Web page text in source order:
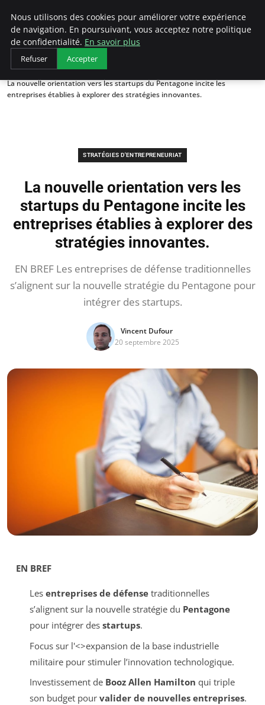
LECFCM
Accueil
Stratégies d'entrepreneuriat
La nouvelle orientation vers les startups du Pentagone incite les
entreprises établies à explorer des stratégies innovantes.
STRATÉGIES D'ENTREPRENEURIAT
La nouvelle orientation vers les
startups du Pentagone incite les
entreprises établies à explorer des
stratégies innovantes.
EN BREF Les entreprises de défense traditionnelles
s’alignent sur la nouvelle stratégie du Pentagone pour
intégrer des startups.
Vincent Dufour
20 septembre 2025
EN BREF
Les entreprises de défensetraditionnelles
s’alignent sur la nouvelle stratégie du Pentagone
pour intégrer des startups.
Focus sur l'<>expansion de la base industrielle
militaire pour stimuler l’innovation technologique.
Investissement de Booz Allen Hamilton qui triple
son budget pour valider de nouvelles entreprises.
Nous utilisons des cookies pour améliorer votre expérience
de navigation. En poursuivant, vous acceptez notre politique
de confidentialité. En savoir plus
Refuser Accepter